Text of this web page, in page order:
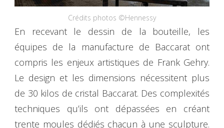
Crédits photos ©Hennessy
En recevant le dessin de la bouteille, les
équipes de la manufacture de Baccarat ont
compris les enjeux artistiques de Frank Gehry.
Le design et les dimensions nécessitent plus
de 30 kilos de cristal Baccarat. Des complexités
techniques qu’ils ont dépassées en créant
trente moules dédiés chacun à une sculpture.